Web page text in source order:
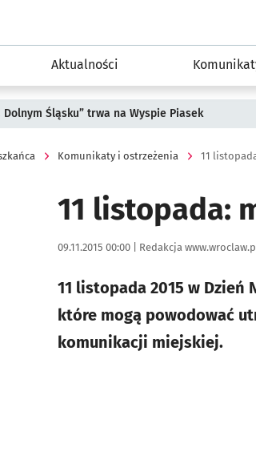
Aktualności
Dolnym Śląsku” trwa na Wyspie Piasek
Komunikaty i ostrzeżenia 11
11 listopada:
Data publikacji:
09.11.2015 00:00 | Autor:
Redakcja
11 listopada 2015 w Dzień
które mogą powodować
komunikacji miejskiej.